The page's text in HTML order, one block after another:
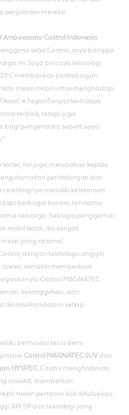
perjalanan mereka.
AmbassadorCastrol Indonesia
setia Castrol, saya bangga
ini. Saya percaya teknologi
memberikan perlindungan
mesin mobil untuk menghadapi
#JagainTanpaHenti tidak
terbaik, tetapi juga
bagi pengendara seperti saya
karier, Iko juga merupakan kepala
perlindungan dan
pentingnya memiliki kendaraan
berbagai kondisi, terutama
keluarga. Sebagai penggemar
mobil klasik, Iko sangat
yang optimal.
dengan teknologi canggih
semakin memperkuat
visi Castrol MAGNATEC
ketangguhan, dan
diandalkan dalam setiap
berinovasi terus demi
Castrol MAGNATEC SUV dan
HYSPEC, Castrol menghadirkan
inovatif, memberikan
mesin pertama kali dihidupkan.
API SP dan teknologi yang